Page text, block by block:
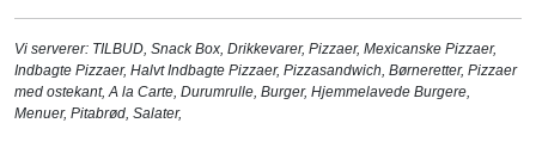
Vi serverer: TILBUD, Snack Box, Drikkevarer, Pizzaer, Mexicanske Pizzaer,
Indbagte Pizzaer, Halvt Indbagte Pizzaer, Pizzasandwich, Børneretter, Pizzaer
med ostekant,A la Carte, Durumrulle, Burger, Hjemmelavede Burgere,
Menuer, Pitabrød, Salater,